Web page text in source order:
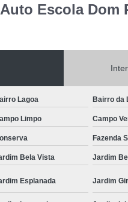
Escola Dom
Lagoa Bairro da
Limpo Campo
Fazenda
Bela Vista Jardim
Esplanada Jardim